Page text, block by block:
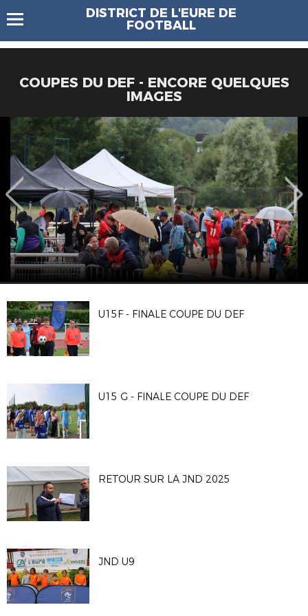
DISTRICT DE L'EURE DE
FOOTBALL
COUPES DU DEF - ENCORE QUELQUES
IMAGES
U15F - FINALE COUPE DU DEF
U15 G - FINALE COUPE DU DEF
RETOUR SUR LA JND 2025
JND U9